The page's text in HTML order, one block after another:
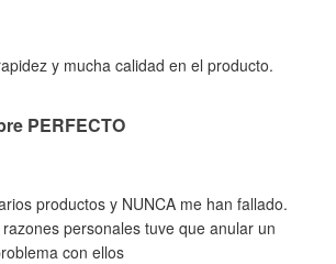
y mucha calidad en el producto.
PERFECTO
productos y NUNCA me han fallado.
personales tuve que anular un
con ellos